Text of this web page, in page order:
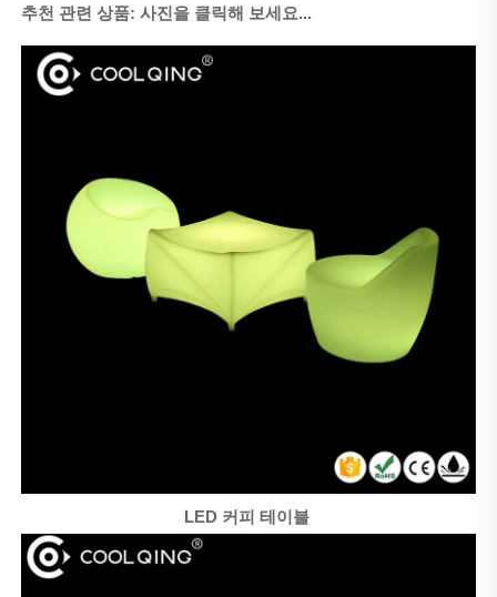
추천 관련 상품: 사진을 클릭해 보세요...
LED 커피 테이블